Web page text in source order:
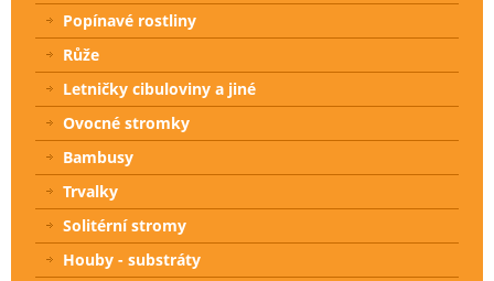
Popínavé rostliny
Růže
Letničky cibuloviny a jiné
Ovocné stromky
Bambusy
Trvalky
Solitérní stromy
Houby - substráty